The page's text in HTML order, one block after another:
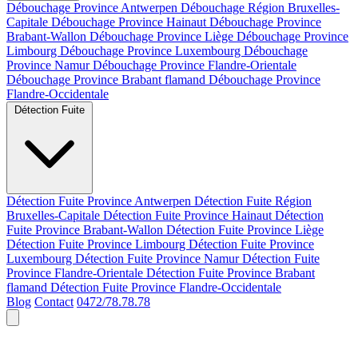
Débouchage Province Antwerpen Débouchage Région Bruxelles-
Capitale Débouchage Province Hainaut Débouchage Province
Brabant-Wallon Débouchage Province Liège Débouchage Province
Limbourg Débouchage Province Luxembourg Débouchage
Province NamurDébouchage Province Flandre-Orientale
Débouchage Province Brabant flamand Débouchage Province
Flandre-Occidentale
Détection Fuite Province Antwerpen Détection Fuite Région
Bruxelles-Capitale Détection Fuite Province Hainaut Détection
Fuite Province Brabant-Wallon Détection Fuite Province Liège
Détection Fuite Province Limbourg Détection Fuite Province
Luxembourg Détection Fuite Province NamurDétection Fuite
Province Flandre-Orientale Détection Fuite Province Brabant
flamand Détection Fuite Province Flandre-Occidentale
Blog Contact 0472/78.78.78